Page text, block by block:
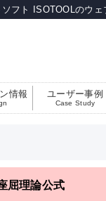
フト ISOTOOLのウェ
情報 ユーザー事例
Case Study
屈理論公式